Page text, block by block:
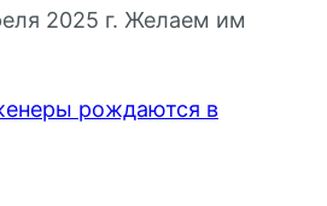
2025 г. Желаем им
рождаются в